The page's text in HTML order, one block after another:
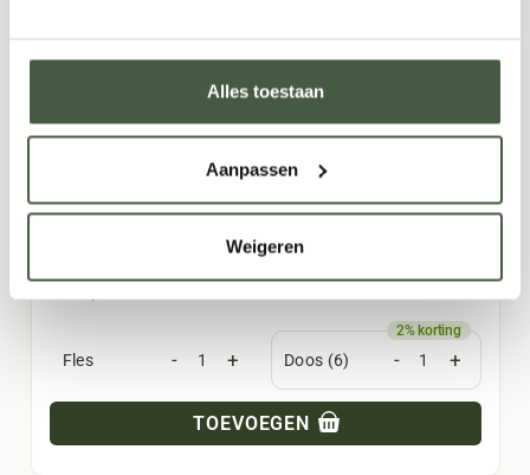
Alles toestaan
Aanpassen
Weigeren
Papagayo Organic Golden Rum
Rijk
700ml
28,95
Fles - + Doos (6) - +
TOEVOEGEN